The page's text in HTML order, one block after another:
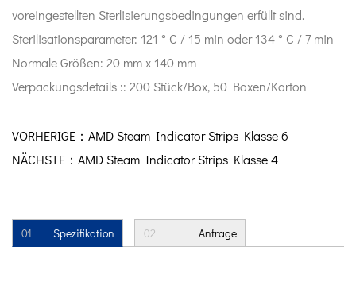
voreingestellten Sterlisierungsbedingungen erfüllt sind.
Sterilisationsparameter: 121 ° C / 15 min oder 134 ° C / 7 min
Normale Größen: 20 mm x 140 mm
Verpackungsdetails :: 200 Stück/Box, 50 Boxen/Karton
VORHERIGE：AMD Steam Indicator Strips Klasse 6
NÄCHSTE：AMD Steam Indicator Strips Klasse 4
01 Spezifikation 02 Anfrage